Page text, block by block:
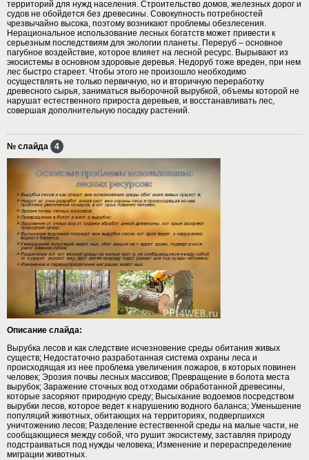
территорий для нужд населения. Строительство домов, железных дорог и
судов не обойдется без древесины. Совокупность потребностей
чрезвычайно высока, поэтому возникают проблемы обезлесения.
Нерациональное использование лесных богатств может привести к
серьезным последствиям для экологии планеты. Переруб – основное
пагубное воздействие, которое влияет на лесной ресурс. Вырывают из
экосистемы в основном здоровые деревья. Недоруб тоже вреден, при нем
лес быстро стареет. Чтобы этого не произошло необходимо
осуществлять не только первичную, но и вторичную переработку
древесного сырья, заниматься выборочной вырубкой, объемы которой не
нарушат естественного прироста деревьев, и восстанавливать лес,
совершая дополнительную посадку растений.
№ слайда 4
Описание слайда:
Вырубка лесов и как следствие исчезновение среды обитания живых
существ; Недостаточно разработанная система охраны леса и
происходящая из нее проблема увеличения пожаров, в которых повинен
человек; Эрозия почвы лесных массивов; Превращение в болота места
вырубок; Заражение сточных вод отходами обработанной древесины,
которые засоряют природную среду; Высыхание водоемов посредством
вырубки лесов, которое ведет к нарушению водного баланса; Уменьшение
популяций животных, обитающих на территориях, подвергшихся
уничтожению лесов; Разделение естественной среды на малые части, не
сообщающиеся между собой, что рушит экосистему, заставляя природу
подстраиваться под нужды человека; Изменение и перераспределение
миграции животных.